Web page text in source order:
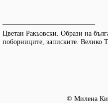
Цветан Ракьовски. Образи на
поборниците, записките. Велико
© Милена